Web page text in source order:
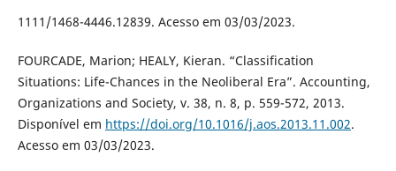
1111/1468-4446.12839. Acesso em 03/03/2023.
FOURCADE, Marion; HEALY, Kieran. “Classification
Situations: Life-Chances in the Neoliberal Era”. Accounting,
Organizations and Society, v. 38, n. 8, p. 559-572, 2013.
Disponível em https://doi.org/10.1016/j.aos.2013.11.002.
Acesso em 03/03/2023.